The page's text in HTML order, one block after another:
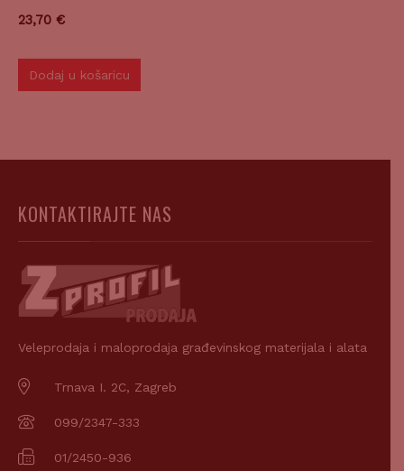
23,70 €
Dodaj u košaricu
KONTAKTIRAJTE NAS
Veleprodaja i maloprodaja građevinskog materijala i alata
Trnava I. 2C, Zagreb
099/2347-333
01/2450-936